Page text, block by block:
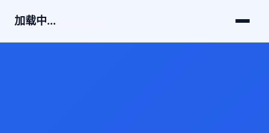
加载中...